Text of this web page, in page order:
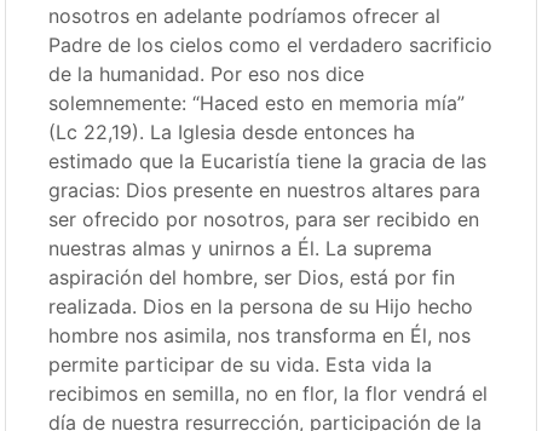
nosotros en adelante podríamos ofrecer al
Padre de los cielos como el verdadero sacrificio
de la humanidad. Por eso nos dice
solemnemente: “Haced esto en memoria mía”
(Lc 22,19). La Iglesia desde entonces ha
estimado que la Eucaristía tiene la gracia de las
gracias: Dios presente en nuestros altares para
ser ofrecido por nosotros, para ser recibido en
nuestras almas y unirnos a Él. La suprema
aspiración del hombre, ser Dios, está por fin
realizada. Dios en la persona de su Hijo hecho
hombre nos asimila, nos transforma en Él, nos
permite participar de su vida. Esta vida la
recibimos en semilla, no en flor, la flor vendrá el
día de nuestra resurrección, participación de la